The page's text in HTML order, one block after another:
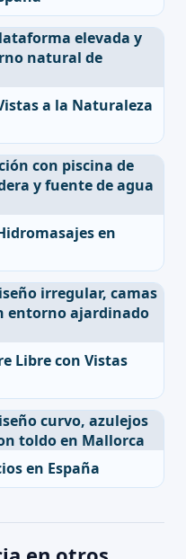
a la Naturaleza
en
Libre con Vistas
en España